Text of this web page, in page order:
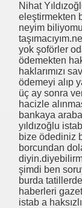
Nihat
eleştirmekten
neyim
yok şoförler
ödemekten
haklarımızı
ödemeyi alıp
üç ay sonra
hacizle
bankaya
yıldızoğlu
bize ödediniz
borcundan
şimdi ben
burda
haberleri
istab a
DESTEK